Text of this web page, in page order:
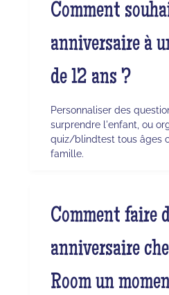
Comment
anniversaire à
de 12 ans ?
Personnaliser des
surprendre l'enfant, ou
quiz/blindtest tous âges
famille.
Comment faire
anniversaire
Room un